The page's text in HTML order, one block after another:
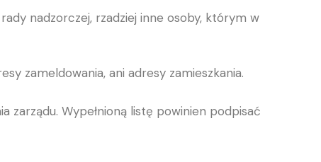
nadzorczej, rzadziej inne osoby, którym w
zameldowania, ani adresy zamieszkania.
zarządu. Wypełnioną listę powinien podpisać